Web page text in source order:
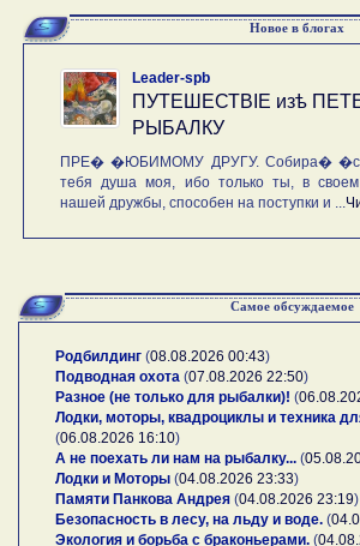
Новое в блогах
Leader-spb
ПУТЕШЕСТВIE изѣ
РЫБАЛКУ
ПРЕ� �ЮБИМОМУ ДРУГУ. Собира� �сь
тебя душа моя, ибо только ты, в своем
нашей дружбы, способен на поступки и ...
Самое обсуждаемое
Родбилдинг (08.08.2026 00:43)
Подводная охота (07.08.2026 22:50)
Разное (не только для рыбалки)! (
Лодки, моторы, квадроциклы и техника
(06.08.2026 16:10)
А не поехать ли нам на рыбалку... (
Лодки и Моторы (04.08.2026 23:33)
Памяти Панкова Андрея (04.08.2026 23:19)
Безопасность в лесу, на льду и воде. (
Экология и борьба с браконьерами. (